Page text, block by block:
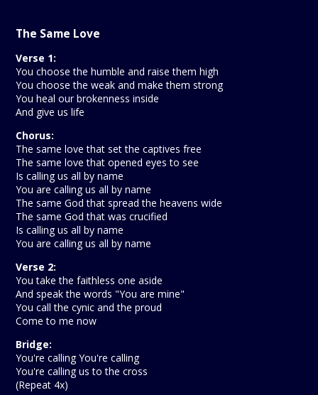
The Same Love
Verse 1:
You choose the humble and raise them high
You choose the weak and make them strong
You heal our brokenness inside
And give us life
Chorus:
The same love that set the captives free
The same love that opened eyes to see
Is calling us all by name
You are calling us all by name
The same God that spread the heavens wide
The same God that was crucified
Is calling us all by name
You are calling us all by name
Verse 2:
You take the faithless one aside
And speak the words "You are mine"
You call the cynic and the proud
Come to me now
Bridge:
You're calling You're calling
You're calling us to the cross
(Repeat 4x)